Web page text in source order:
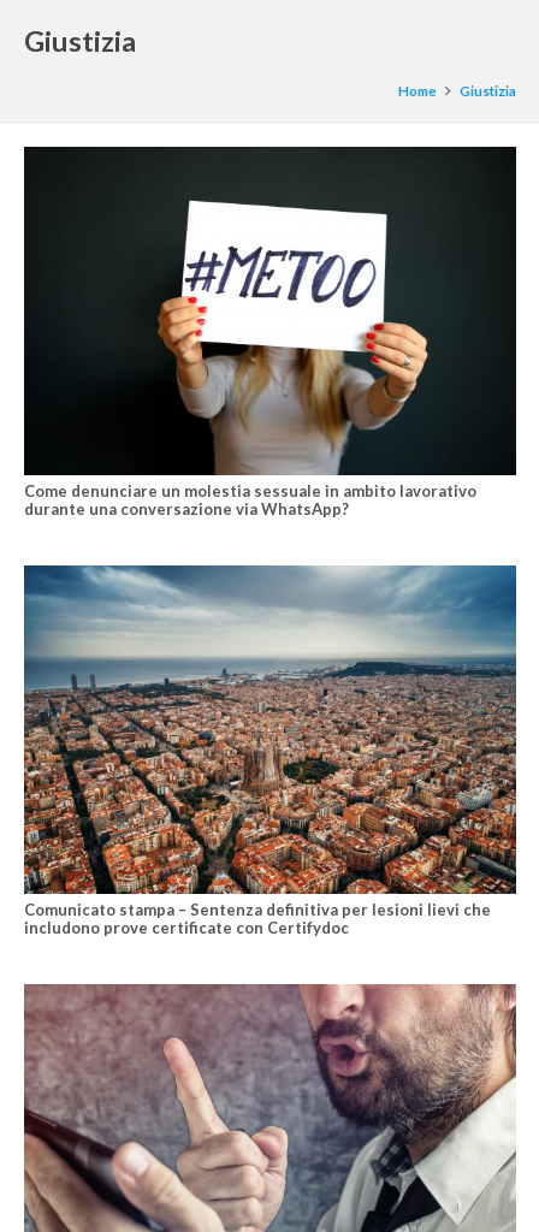
Giustizia
Home Giustizia
Come denunciare un molestia sessuale in ambito lavorativo
durante una conversazione via WhatsApp?
Comunicato stampa – Sentenza definitiva per lesioni lievi che
includono prove certificate con Certifydoc